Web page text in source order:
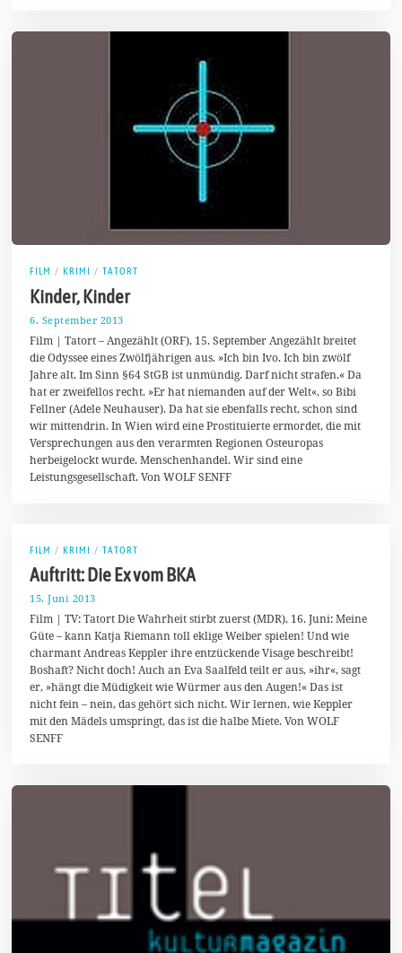
FILM / KRIMI / TATORT
Kinder, Kinder
6. September 2013
F
e
b
r
a
r
2
0
1
4
Film | Tatort – Angezählt (ORF), 15. September Angezählt breitet
die Odyssee eines Zwölfjährigen aus. »Ich bin Ivo. Ich bin zwölf
Jahre alt. Im Sinn §64 StGB ist unmündig. Darf nicht strafen.« Da
hat er zweifellos recht. »Er hat niemanden auf der Welt«, so Bibi
Fellner (Adele Neuhauser). Da hat sie ebenfalls recht, schon sind
wir mittendrin. In Wien wird eine Prostituierte ermordet, die mit
Versprechungen aus den verarmten Regionen Osteuropas
herbeigelockt wurde. Menschenhandel. Wir sind eine
Leistungsgesellschaft. Von WOLF SENFF
FILM / KRIMI / TATORT
Auftritt: Die Ex vom BKA
15. Juni 2013
F
e
b
r
a
r
2
Film | TV: Tatort Die Wahrheit stirbt zuerst (MDR), 16. Juni: Meine
Güte – kann Katja Riemann toll eklige Weiber spielen! Und wie
charmant Andreas Keppler ihre entzückende Visage beschreibt!
Boshaft? Nicht doch! Auch an Eva Saalfeld teilt er aus, »ihr«, sagt
er, »hängt die Müdigkeit wie Würmer aus den Augen!« Das ist
nicht fein – nein, das gehört sich nicht. Wir lernen, wie Keppler
mit den Mädels umspringt, das ist die halbe Miete. Von WOLF
SENFF